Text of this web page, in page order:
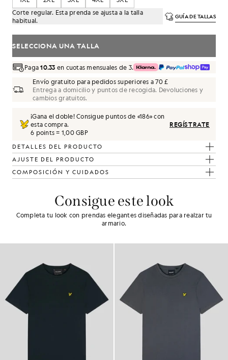
Corte regular. Esta prenda se ajusta a la talla
habitual.
GUÍA DE TALLAS
SELECCIONA UNA TALLA
Paga10.33 en cuotas mensuales de 3.
Envío gratuito para pedidos superiores a 70 £
Entrega a domicilio y puntos de recogida. Devoluciones y
cambios gratuitos.
¡Gana el doble! Consigue puntos de «186» con
esta compra.
6 points = 1,00 GBP
REGÍSTRATE
DETALLES DEL PRODUCTO
AJUSTE DEL PRODUCTO
COMPOSICIÓN Y CUIDADOS
Consigue este look
Completa tu look con prendas elegantes diseñadas para realzar tu
armario.